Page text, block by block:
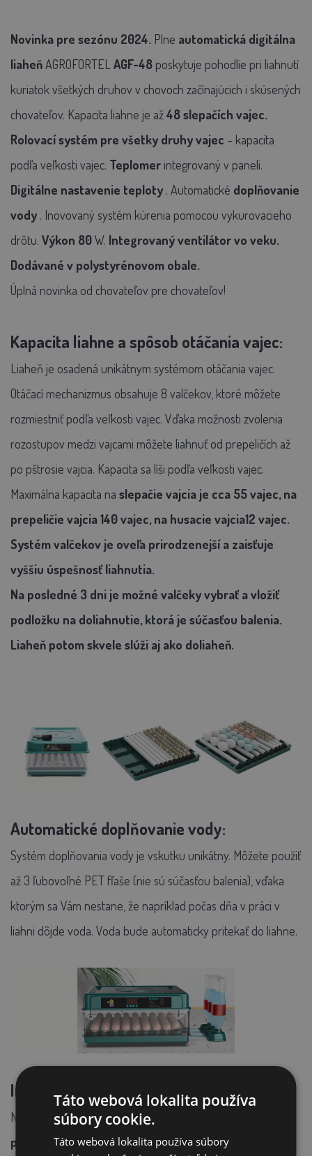
Novinka pre sezónu 2024. Plne automatická digitálna
liaheňAGROFORTEL AGF-48 poskytuje pohodlie pri liahnutí
kuriatok všetkých druhov v chovoch začínajúcich i skúsených
chovateľov. Kapacita liahne je až48 slepačích vajec.
Rolovací systém pre všetky druhy vajec – kapacita
podľa veľkosti vajec. Teplomer integrovaný v paneli.
Digitálne nastavenie teploty . Automatické doplňovanie
vody . Inovovaný systém kúrenia pomocou vykurovacieho
drôtu. Výkon 80W. Integrovaný ventilátor vo veku.
Dodávané v polystyrénovom obale.
Úplná novinka od chovateľov pre chovateľov!
Kapacita liahne a spôsob otáčania vajec:
Liaheň je osadená unikátnym systémom otáčania vajec.
Otáčací mechanizmus obsahuje 8 valčekov, ktoré môžete
rozmiestniť podľa veľkosti vajec. Vďaka možnosti zvolenia
rozostupov medzi vajcami môžete liahnuť od prepeličích až
po pštrosie vajcia. Kapacita sa líši podľa veľkosti vajec.
Maximálna kapacita na slepačie vajcia je cca 55 vajec, na
prepeličie vajcia 140 vajec, na husacie vajcia12 vajec.
Systém valčekov je oveľa prirodzenejší a zaisťuje
vyššiu úspešnosť liahnutia.
Na posledné 3 dni je možné valčeky vybrať a vložiť
podložku na doliahnutie, ktorá je súčasťou balenia.
Liaheň potom skvele slúži aj ako doliaheň.
Automatické doplňovanie vody:
Systém doplňovania vody je vskutku unikátny. Môžete použiť
až 3 ľubovoľné PET fľaše (nie sú súčasťou balenia), vďaka
ktorým sa Vám nestane, že napríklad počas dňa v práci v
liahni dôjde voda. Voda bude automaticky pritekať do liahne.
Integrovaná presvetľovačka vajec:
Na hornom paneli sa nachádza
presvetľovačka vajec. Vďaka tejto LED presvetľovačke
Táto webová lokalita používa
súbory cookie.
Táto webová lokalita používa súbory